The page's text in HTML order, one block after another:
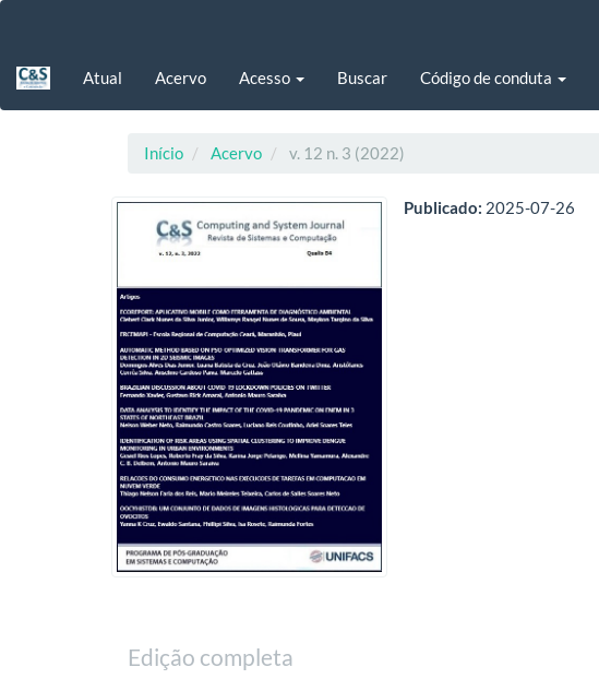
principalAtual Acervo Acesso Buscar Código de conduta
Início Acervo v. 12 n. 3 (2022)
Publicado: 2025-07-26
Edição completa